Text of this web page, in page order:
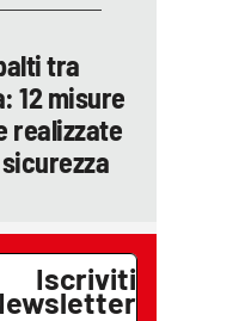
tra
12 misure
realizzate
Iscriviti